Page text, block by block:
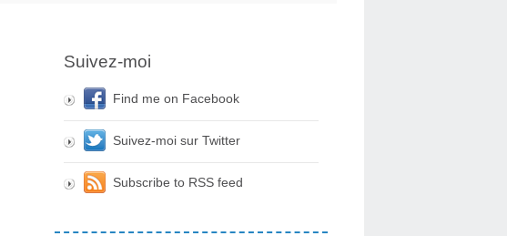
Suivez-moi
Find me on Facebook
Suivez-moi sur Twitter
Subscribe to RSS feed